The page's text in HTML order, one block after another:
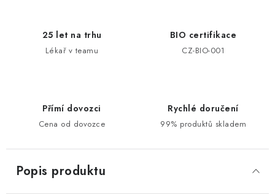
25 let na trhu
Lékař v teamu
BIO certifikace
CZ-BIO-001
Přímí dovozci
Cena od dovozce
Rychlé doručení
99% produktů skladem
Popis produktu